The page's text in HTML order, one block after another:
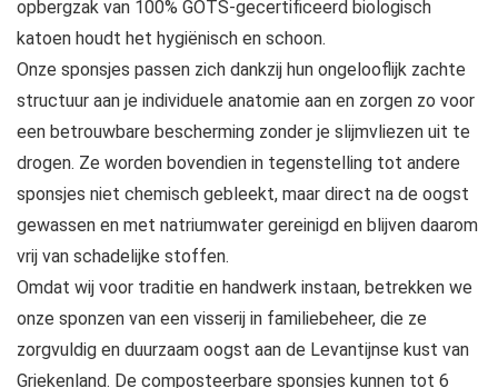
opbergzak van 100% GOTS-gecertificeerd biologisch
katoen houdt het hygiënisch en schoon.
Onze sponsjes passen zich dankzij hun ongelooflijk zachte
structuur aan je individuele anatomie aan en zorgen zo voor
een betrouwbare bescherming zonder je slijmvliezen uit te
drogen. Ze worden bovendien in tegenstelling tot andere
sponsjes niet chemisch gebleekt, maar direct na de oogst
gewassen en met natriumwater gereinigd en blijven daarom
vrij van schadelijke stoffen.
Omdat wij voor traditie en handwerk instaan, betrekken we
onze sponzen van een visserij in familiebeheer, die ze
zorgvuldig en duurzaam oogst aan de Levantijnse kust van
Griekenland. De composteerbare sponsjes kunnen tot 6